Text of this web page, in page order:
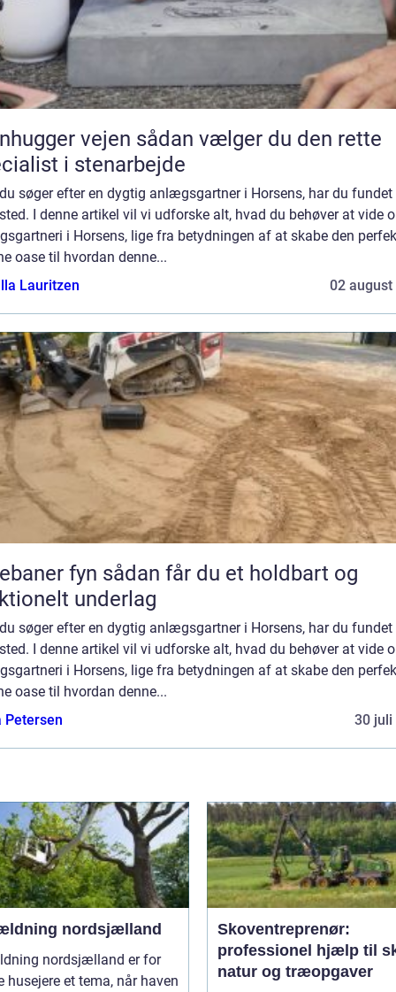
vejen sådan vælger du den rette
i stenarbejde
søger efter en dygtig anlægsgartner i Horsens, har du fundet
I denne artikel vil vi udforske alt, hvad du behøver at vide
i Horsens, lige fra betydningen af at skabe den
oase til hvordan denne...
Lauritzen
02 august
sådan får du et holdbart og
underlag
søger efter en dygtig anlægsgartner i Horsens, har du fundet
I denne artikel vil vi udforske alt, hvad du behøver at vide
i Horsens, lige fra betydningen af at skabe den
oase til hvordan denne...
Petersen
30 juli
nordsjælland
nordsjælland er for
husejere et tema, når haven
Skoventreprenør:
professionel hjælp til
natur og træopgaver